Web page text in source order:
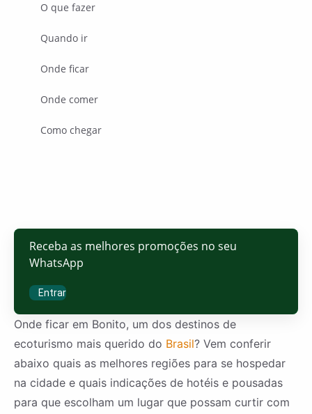
O que fazer
Quando ir
Onde ficar
Onde comer
Como chegar
Receba as melhores promoções no seu
WhatsApp
Entrar
Onde ficar em Bonito, um dos destinos de
ecoturismo mais querido do Brasil? Vem conferir
abaixo quais as melhores regiões para se hospedar
na cidade e quais indicações de hotéis e pousadas
para que escolham um lugar que possam curtir com